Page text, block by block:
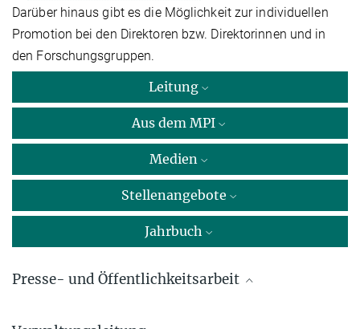
Darüber hinaus gibt es die Möglichkeit zur individuellen
Promotion bei den Direktoren bzw. Direktorinnen und in
den Forschungsgruppen.
Leitung
Aus dem MPI
Medien
Stellenangebote
Jahrbuch
Presse- und Öffentlichkeitsarbeit
Linda Behringer